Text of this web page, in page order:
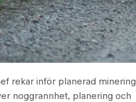
rekar inför planerad minering
noggrannhet, planering och